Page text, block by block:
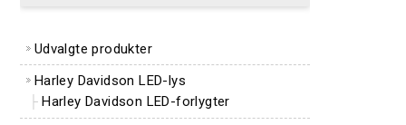
Udvalgte produkter
Harley Davidson LED-lys
Harley Davidson LED-forlygter